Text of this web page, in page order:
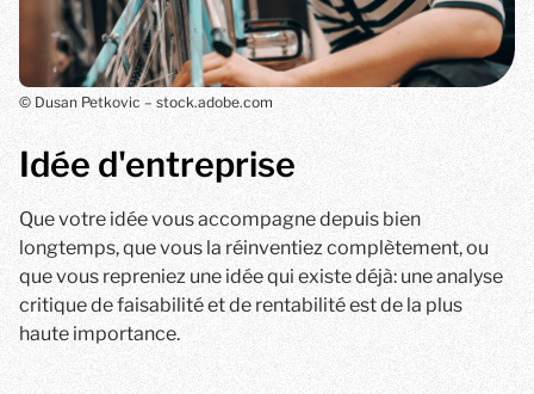
Idée d'entreprise
Que votre idée vous accompagne depuis bien
longtemps, que vous la réinventiez complètement, ou
que vous repreniez une idée qui existe déjà: une analyse
critique de faisabilité et de rentabilité est de la plus
haute importance.
© Dusan Petkovic – stock.adobe.com